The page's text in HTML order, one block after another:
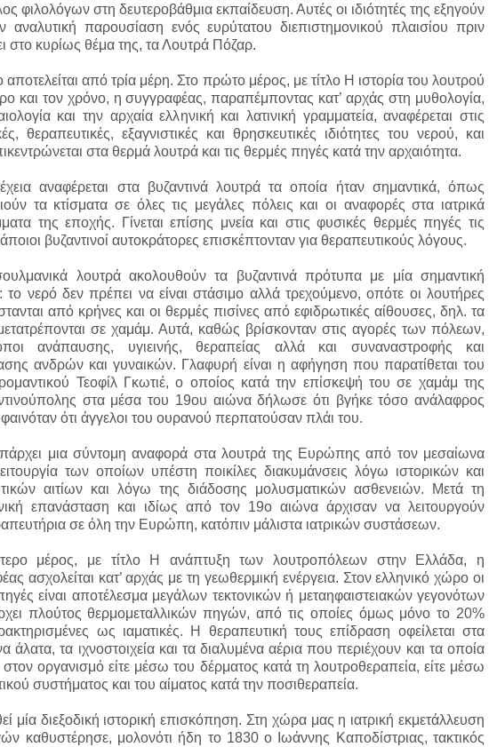
φιλολόγων στη δευτεροβάθμια εκπαίδευση. Αυτές οι ιδιότητές της εξηγούν
αναλυτική παρουσίαση ενός ευρύτατου διεπιστημονικού πλαισίου πριν
στο κυρίως θέμα της, τα Λουτρά Πόζαρ.
αποτελείται από τρία μέρη. Στο πρώτο μέρος, με τίτλο Η ιστορία του λουτρού
και τον χρόνο, η συγγραφέας, παραπέμποντας κατ’ αρχάς στη μυθολογία,
και την αρχαία ελληνική και λατινική γραμματεία, αναφέρεται στις
θεραπευτικές, εξαγνιστικές και θρησκευτικές ιδιότητες του νερού, και
στα θερμά λουτρά και τις θερμές πηγές κατά την αρχαιότητα.
αναφέρεται στα βυζαντινά λουτρά τα οποία ήταν σημαντικά, όπως
τα κτίσματα σε όλες τις μεγάλες πόλεις και οι αναφορές στα ιατρικά
της εποχής. Γίνεται επίσης μνεία και στις φυσικές θερμές πηγές τις
βυζαντινοί αυτοκράτορες επισκέπτονταν για θεραπευτικούς λόγους.
λουτρά ακολουθούν τα βυζαντινά πρότυπα με μία σημαντική
το νερό δεν πρέπει να είναι στάσιμο αλλά τρεχούμενο, οπότε οι λουτήρες
από κρήνες και οι θερμές πισίνες από εφιδρωτικές αίθουσες, δηλ. τα
σε χαμάμ. Αυτά, καθώς βρίσκονταν στις αγορές των πόλεων,
ανάπαυσης, υγιεινής, θεραπείας αλλά και συναναστροφής και
ανδρών και γυναικών. Γλαφυρή είναι η αφήγηση που παρατίθεται του
Τεοφίλ Γκωτιέ, ο οποίος κατά την επίσκεψή του σε χαμάμ της
στα μέσα του 19ου αιώνα δήλωσε ότι βγήκε τόσο ανάλαφρος
ότι άγγελοι του ουρανού περπατούσαν πλάι του.
μια σύντομη αναφορά στα λουτρά της Ευρώπης από τον μεσαίωνα
των οποίων υπέστη ποικίλες διακυμάνσεις λόγω ιστορικών και
αιτίων και λόγω της διάδοσης μολυσματικών ασθενειών. Μετά τη
επανάσταση και ιδίως από τον 19ο αιώνα άρχισαν να λειτουργούν
σε όλη την Ευρώπη, κατόπιν μάλιστα ιατρικών συστάσεων.
μέρος, με τίτλο Η ανάπτυξη των λουτροπόλεων στην Ελλάδα, η
ασχολείται κατ’ αρχάς με τη γεωθερμική ενέργεια. Στον ελληνικό χώρο οι
είναι αποτέλεσμα μεγάλων τεκτονικών ή μεταηφαιστειακών γεγονότων
πλούτος θερμομεταλλικών πηγών, από τις οποίες όμως μόνο το 20%
ως ιαματικές. Η θεραπευτική τους επίδραση οφείλεται στα
άλατα, τα ιχνοστοιχεία και τα διαλυμένα αέρια που περιέχουν και τα οποία
οργανισμό είτε μέσω του δέρματος κατά τη λουτροθεραπεία, είτε μέσω
συστήματος και του αίματος κατά την ποσιθεραπεία.
μία διεξοδική ιστορική επισκόπηση. Στη χώρα μας η ιατρική εκμετάλλευση
καθυστέρησε, μολονότι ήδη το 1830 ο Ιωάννης Καποδίστριας, τακτικός